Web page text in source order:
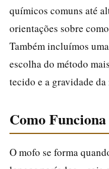
químicos comuns até
orientações sobre
Também incluímos
escolha do método
tecido e a gravidade da
Como
O mofo se forma